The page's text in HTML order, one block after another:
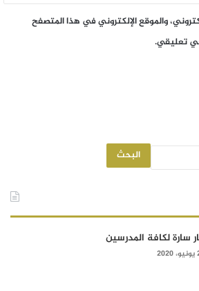
والموقع الإلكتروني في هذا المتصفح
في تعليقي.
البحث
سارة لكافة المدرسين